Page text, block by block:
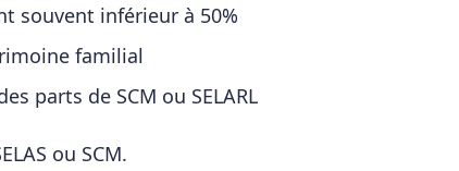
souvent inférieur à 50%
familial
parts de SCM ou SELARL
ou SCM.